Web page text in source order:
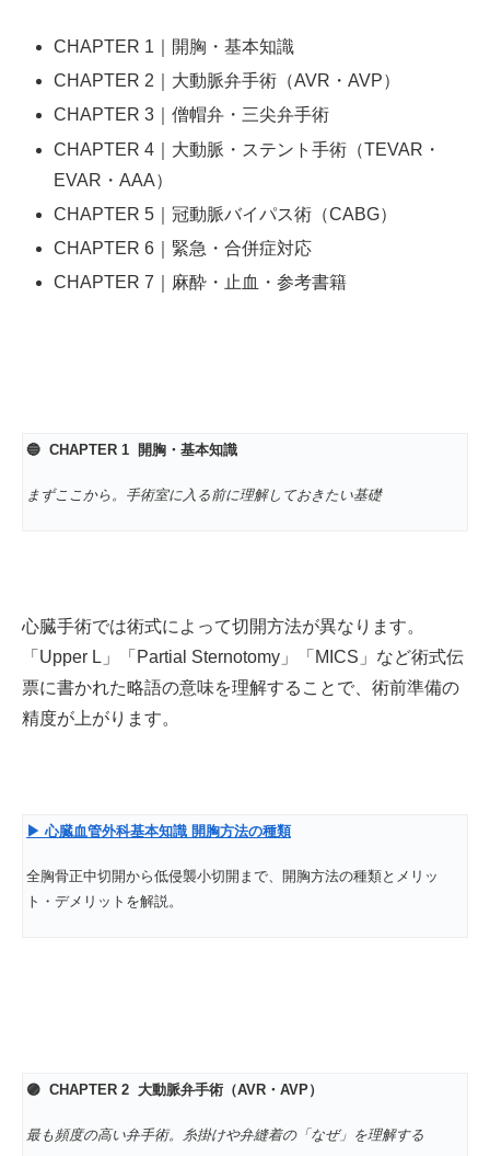
CHAPTER 1｜開胸・基本知識
CHAPTER 2｜大動脈弁手術（AVR・AVP）
CHAPTER 3｜僧帽弁・三尖弁手術
CHAPTER 4｜大動脈・ステント手術（TEVAR・
EVAR・AAA）
CHAPTER 5｜冠動脈バイパス術（CABG）
CHAPTER 6｜緊急・合併症対応
CHAPTER 7｜麻酔・止血・参考書籍
🔵 CHAPTER 1 開胸・基本知識
まずここから。手術室に入る前に理解しておきたい基礎
心臓手術では術式によって切開方法が異なります。
「Upper L」「Partial Sternotomy」「MICS」など術式伝
票に書かれた略語の意味を理解することで、術前準備の
精度が上がります。
▶心臓血管外科基本知識 開胸方法の種類
全胸骨正中切開から低侵襲小切開まで、開胸方法の種類とメリッ
ト・デメリットを解説。
🟣 CHAPTER 2 大動脈弁手術（AVR・AVP）
最も頻度の高い弁手術。糸掛けや弁縫着の「なぜ」を理解する